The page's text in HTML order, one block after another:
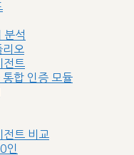
분석
오
전트
합 인증 모듈
트 비교
인